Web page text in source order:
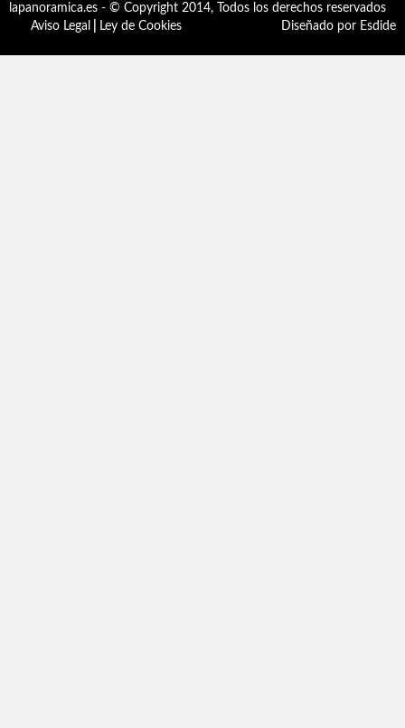
lapanoramica.es - © Copyright 2014, Todos los derechos reservados
Aviso Legal
Ley de Cookies Diseñado por Esdide